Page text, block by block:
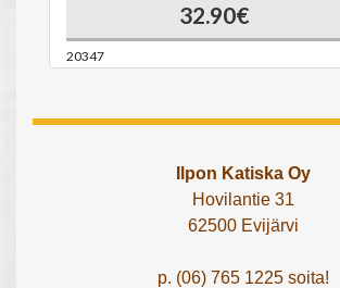
32.90€
20347
Ilpon Katiska Oy
Hovilantie 31
62500 Evijärvi
p. (06) 765 1225 soita!